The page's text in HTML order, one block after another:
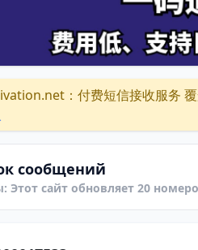
：付费短信接收服务
сообщений
Этот сайт обновляет 20